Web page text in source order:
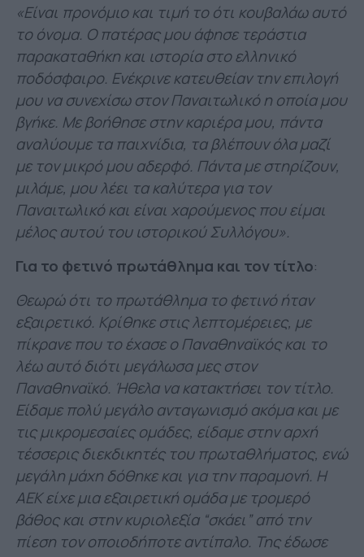
«Είναι προνόμιο και τιμή το ότι κουβαλάω αυτό
το όνομα. Ο πατέρας μου άφησε τεράστια
παρακαταθήκη και ιστορία στο ελληνικό
ποδόσφαιρο. Ενέκρινε κατευθείαν την επιλογή
μου να συνεχίσω στον Παναιτωλικό η οποία μου
βγήκε. Με βοήθησε στην καριέρα μου, πάντα
αναλύουμε τα παιχνίδια, τα βλέπουν όλα μαζί
με τον μικρό μου αδερφό. Πάντα με στηρίζουν,
μιλάμε, μου λέει τα καλύτερα για τον
Παναιτωλικό και είναι χαρούμενος που είμαι
μέλος αυτού του ιστορικού Συλλόγου».
Για το φετινό πρωτάθλημα και τον τίτλο:
Θεωρώ ότι το πρωτάθλημα το φετινό ήταν
εξαιρετικό. Κρίθηκε στις λεπτομέρειες, με
πίκρανε που το έχασε ο Παναθηναϊκός και το
λέω αυτό διότι μεγάλωσα μες στον
Παναθηναϊκό. Ήθελα να κατακτήσει τον τίτλο.
Είδαμε πολύ μεγάλο ανταγωνισμό ακόμα και με
τις μικρομεσαίες ομάδες, είδαμε στην αρχή
τέσσερις διεκδικητές του πρωταθλήματος, ενώ
μεγάλη μάχη δόθηκε και για την παραμονή. Η
ΑΕΚ είχε μια εξαιρετική ομάδα με τρομερό
βάθος και στην κυριολεξία “σκάει” από την
πίεση τον οποιοδήποτε αντίπαλο. Της έδωσε